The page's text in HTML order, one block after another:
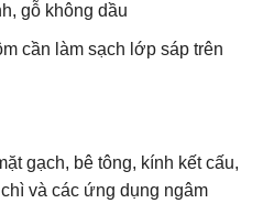
gỗ không dầu
cần làm sạch lớp sáp trên
gạch, bê tông, kính kết cấu,
và các ứng dụng ngâm